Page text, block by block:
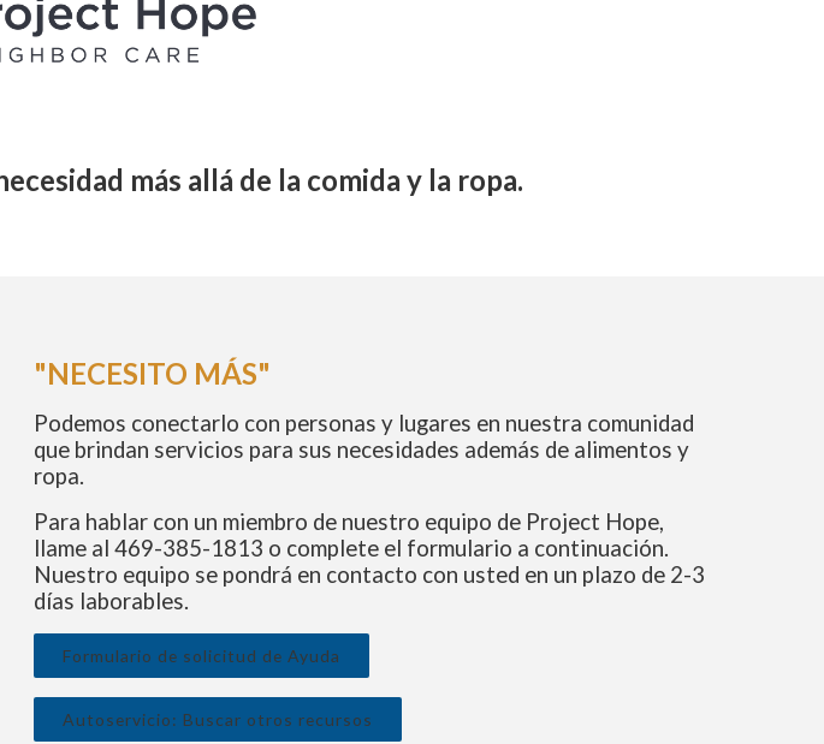
más allá de la comida y la ropa.
"NECESITO MÁS"
Podemos conectarlo con personas y lugares en nuestra comunidad
que brindan servicios para sus necesidades además de alimentos y
ropa.
Para hablar con un miembro de nuestro equipo de Project Hope,
llame al 469-385-1813 o complete el formulario a continuación.
Nuestro equipo se pondrá en contacto con usted en un plazo de 2-3
días laborables.
Formulario de solicitud de Ayuda
Autoservicio: Buscar otros recursos